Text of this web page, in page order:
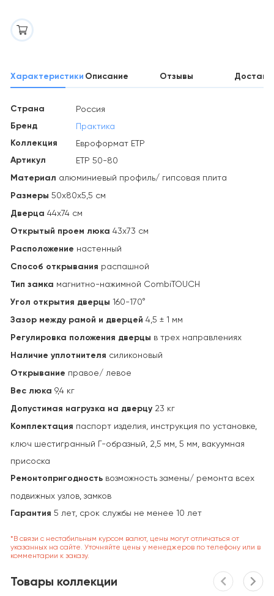
Характеристики Описание Отзывы
Страна Россия
Бренд Практика
Коллекция Евроформат ЕТР
Артикул ЕТР 50-80
Материал алюминиевый профиль/ гипсовая плита
Размеры 50х80х5,5 см
Дверца 44х74 см
Открытый проем люка 43х73 см
Расположение настенный
Способ открывания распашной
Тип замка магнитно-нажимной CombiTOUCH
Угол открытия дверцы 160-170°
Зазор между рамой и дверцей 4,5 ± 1 мм
Регулировка положения дверцы в трех направлениях
Наличие уплотнителя силиконовый
Открывание правое/ левое
Вес люка 9,4 кг
Допустимая нагрузка на дверцу 23 кг
Комплектация паспорт изделия, инструкция по установке,
ключ шестигранный Г-образный, 2,5 мм, 5 мм, вакуумная
присоска
Ремонтопригодность возможность замены/ ремонта всех
подвижных узлов, замков
Гарантия 5 лет, срок службы не менее 10 лет
*В связи с нестабильным курсом валют, цены могут отличаться от
указанных на сайте. Уточняйте цены у менеджеров по телефону или в
комментарии к заказу.
Товары коллекции